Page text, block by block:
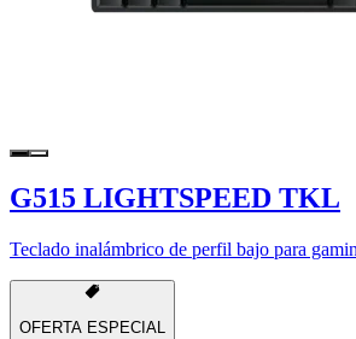
G515 LIGHTSPEED TKL
Teclado inalámbrico de perfil bajo para
OFERTA ESPECIAL